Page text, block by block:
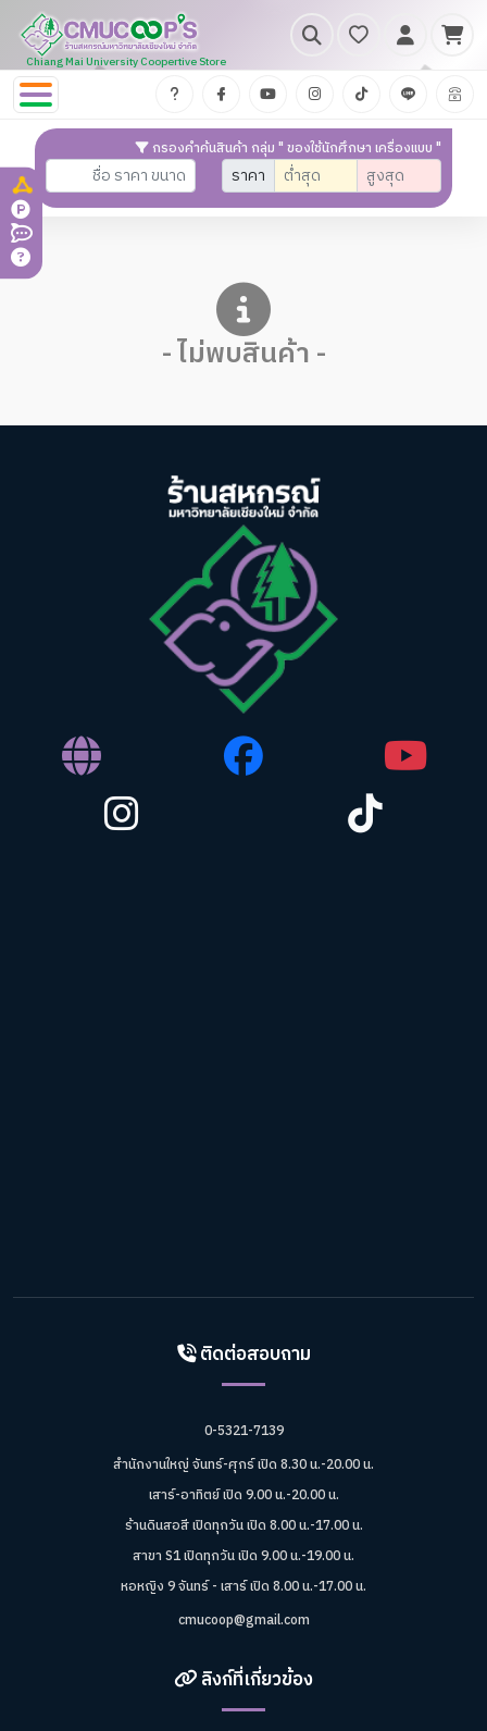
Chiang Mai University Coopertive Store
กรองคำค้นสินค้า กลุ่ม " ของใช้นักศึกษา เครื่องแบบ "
ราคา
- ไม่พบสินค้า -
ติดต่อสอบถาม
0-5321-7139
สำนักงานใหญ่ จันทร์-ศุกร์ เปิด 8.30 น.-20.00 น.
เสาร์-อาทิตย์ เปิด 9.00 น.-20.00 น.
ร้านดินสอสี เปิดทุกวัน เปิด 8.00 น.-17.00 น.
สาขา S1 เปิดทุกวัน เปิด 9.00 น.-19.00 น.
หอหญิง 9 จันทร์ - เสาร์ เปิด 8.00 น.-17.00 น.
cmucoop@gmail.com
ลิงก์ที่เกี่ยวข้อง